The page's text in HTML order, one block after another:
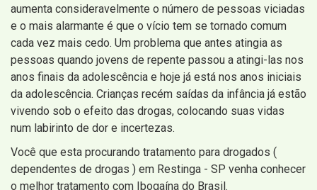
aumenta consideravelmente o número de pessoas viciadas
e o mais alarmante é que o vício tem se tornado comum
cada vez mais cedo. Um problema que antes atingia as
pessoas quando jovens de repente passou a atingi-las nos
anos finais da adolescência e hoje já está nos anos iniciais
da adolescência. Crianças recém saídas da infância já estão
vivendo sob o efeito das drogas, colocando suas vidas
num labirinto de dor e incertezas.
Você que esta procurando tratamento para drogados (
dependentes de drogas ) em Restinga - SP venha conhecer
o melhor tratamento com Ibogaína do Brasil.